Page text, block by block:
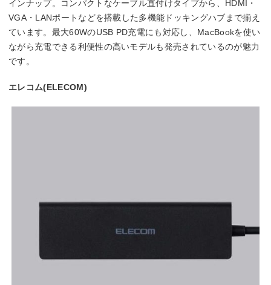
インナップ。コンパクトなケーブル直付けタイプから、HDMI・
VGA・LANポートなどを搭載した多機能ドッキングハブまで揃え
ています。最大60WのUSB PD充電にも対応し、MacBookを使い
ながら充電できる利便性の高いモデルも発売されているのが魅力
です。
エレコム(ELECOM)